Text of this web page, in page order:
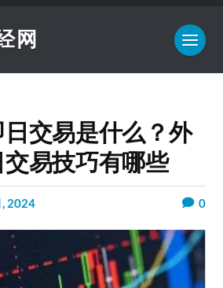
网
交易是什么？外
易技巧有哪些
, 2024 0